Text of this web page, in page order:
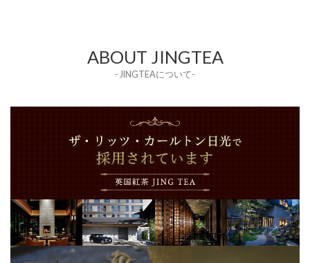
ABOUT JINGTEA
- JINGTEAについて-